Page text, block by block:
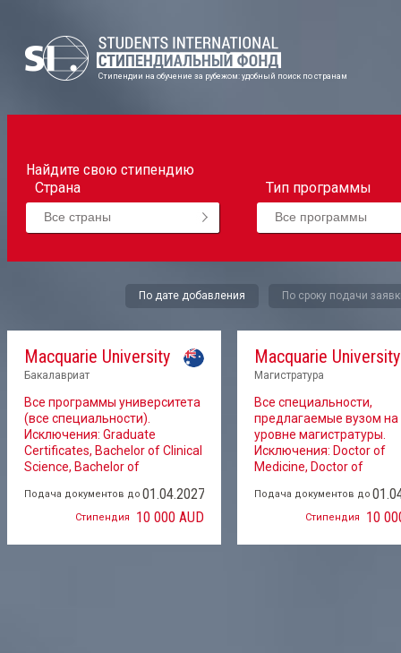
Стипендии на обучение за рубежом: удобный поиск по странам
Найдите свою стипендию
Страна
Все страны
Тип программы
Все программы
По дате добавления По сроку подачи
Macquarie University
Бакалавриат
Все программы университета
(все специальности).
Исключения: Graduate
Certificates, Bachelor of Clinical
Science​, Bachelor of
(Honours).
Подача документов до 01.04.2027
Стипендия 10 000 AUD
Macquarie University
Магистратура
Все специальности,
предлагаемые вузом на
уровне магистратуры.
Исключения: Doctor of
Medicine​, Doctor of
Clinical Audiology​,
Clinical Psychology,
Master of Organisational
Подача документов до
Стипендия 10